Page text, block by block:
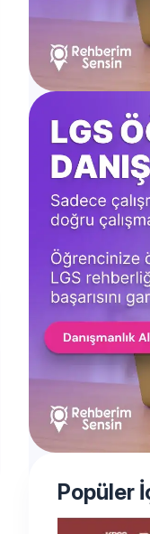
Popüler